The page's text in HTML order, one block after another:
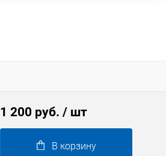
1 200 руб. / шт
В корзину